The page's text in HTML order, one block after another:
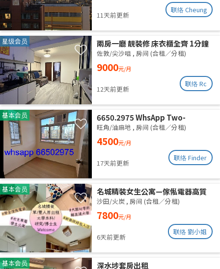
11天前更新
联络 Cheung
星级会员
兩房一廳 靚裝修 床衣櫃全齊 1分鐘
柯士甸站 5分鐘佐敦站
佐敦/尖沙咀 , 房间 (合租／分租)
9000元/月
12天前更新
联络 Rc
基本会员
6650.2975 WhsApp Two-
bedroom unit with one empty
room, newly renovated,
available for separate rental or
shared accommodation. High
floor with roof. Utilities
included. Excellent ventilation,
clean and quiet.
旺角/油麻地 , 房间 (合租／分租)
4500元/月
17天前更新
联络 Finder
基本会员
名城精裝女生公寓—傢俬電器高質
齊全 拎包即入住 (業主自放無佣)
沙田/火炭 , 房间 (合租／分租)
7800元/月
6天前更新
联络 劉小姐
基本会员 深水埗套房出租